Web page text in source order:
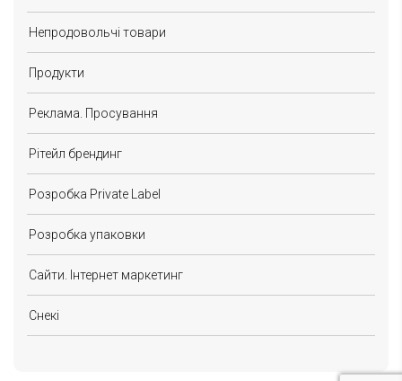
Непродовольчі товари
Продукти
Реклама. Просування
Рітейл брендинг
Розробка Private Label
Розробка упаковки
Сайти. Інтернет маркетинг
Снекі